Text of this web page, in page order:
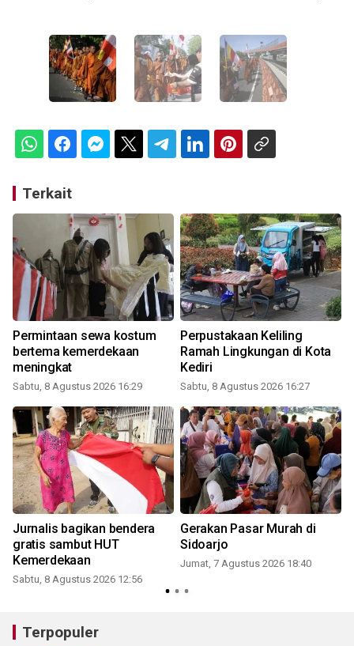
Terkait
Permintaan sewa kostum
bertema kemerdekaan
meningkat
Sabtu, 8 Agustus 2026 16:29
Perpustakaan Keliling
Ramah Lingkungan di Kota
Kediri
Sabtu, 8 Agustus 2026 16:27
Jurnalis bagikan bendera
gratis sambut HUT
Kemerdekaan
Sabtu, 8 Agustus 2026 12:56
Gerakan Pasar Murah di
Sidoarjo
Jumat, 7 Agustus 2026 18:40
Terpopuler